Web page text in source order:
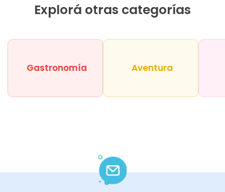
Explorá otras categorías
Gastronomía Aventura